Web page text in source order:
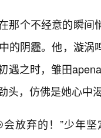
那个不经意的瞬间
的阴霾。他，漩
遇之时，雏田
头，仿佛是她心中
放弃的！”少年坚